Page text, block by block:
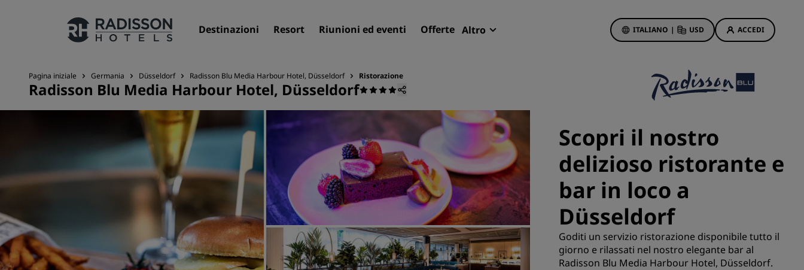
Destinazioni Resort Riunioni ed eventi Offerte Altro ITALIANO | USD ACCEDI
I nostri Marchi
Destinazioni
Resort
Residence
Hotel aeroportuali
Hotel nuovi e di prossima
apertura
Meeting ed eventi
Scopri Radisson Meetings
Offerte di hotel
Per la tua prima prenotazione,
Deals of the Day
Prenota in anticipo
Scopri i nostri pacchetti
Idee di viaggio
Hotel per famiglie
Pagina iniziale Germania Düsseldorf Radisson Blu Media Harbour Hotel, Düsseldorf Ristorazione
Radisson Blu Media Harbour Hotel, Düsseldorf
Scopri il nostro
delizioso ristorante e
bar in loco a
Düsseldorf
Goditi un servizio ristorazione disponibile tutto il
giorno e rilassati nel nostro elegante bar al
Radisson Blu Media Harbour Hotel, Düsseldorf.